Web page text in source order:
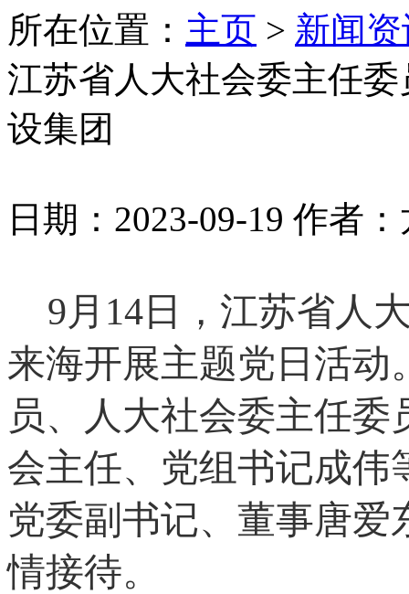
所在位置： 主页 > 新闻
江苏省人大社会委主任
设集团
日期：2023-09-19 作者
9月14日，江苏省人
来海开展主题党日活动
员、人大社会委主任
会主任、党组书记成伟
党委副书记、董事唐
情接待。